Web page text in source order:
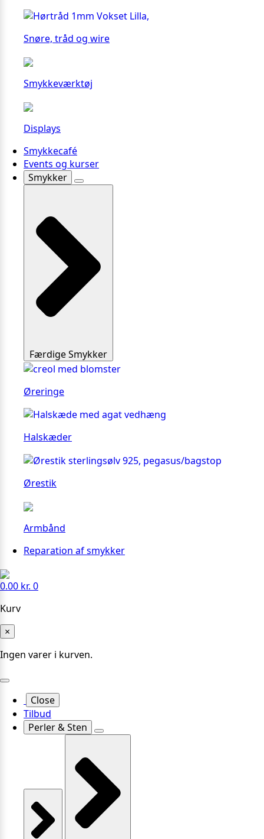
Snøre, tråd og wire
Smykkeværktøj
Displays
Smykkecafé
Events og kurser
Smykker
Færdige Smykker
Øreringe
Halskæder
Ørestik
Armbånd
Reparation af smykker
0.00 kr. 0
Kurv
×
Ingen varer i kurven.
Close
Tilbud
Perler & Sten